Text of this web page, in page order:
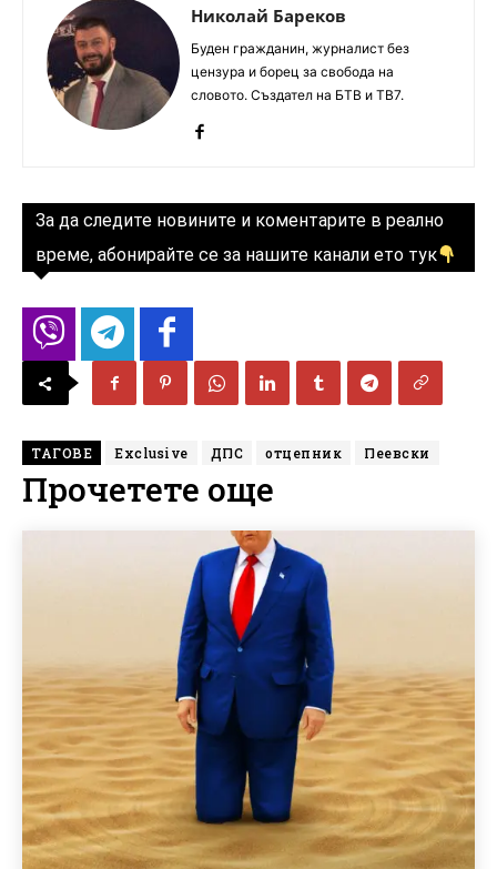
Николай Бареков
Буден гражданин, журналист без
цензура и борец за свобода на
словото. Създател на БТВ и ТВ7.
За да следите новините и коментарите в реално
време, абонирайте се за нашите канали ето тук
ТАГОВЕ Exclusive ДПС отцепник Пеевски
Прочетете още